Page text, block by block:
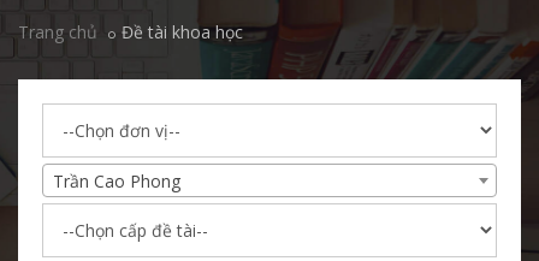
Trang chủ Đề tài khoa học
Trần Cao Phong